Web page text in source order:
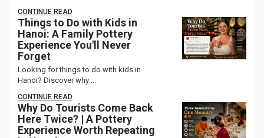
CONTINUE READ
Things to Do with Kids in
Hanoi: A Family Pottery
Experience You'll Never
Forget
Looking for things to do with kids in
Hanoi? Discover why ...
CONTINUE READ
Why Do Tourists Come Back
Here Twice? | A Pottery
Experience Worth Repeating